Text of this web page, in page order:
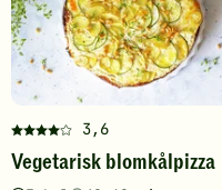
3,6
Denne
oppskriften
Vegetarisk blomkålpizza
til